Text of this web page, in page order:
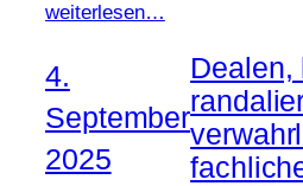
weiterlesen…
4.
September
2025
Dealen,